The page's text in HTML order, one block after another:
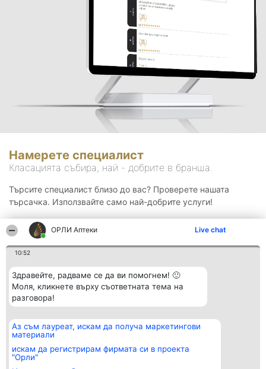
ОРЛИ Аптеки Live chat
10:52
Здравейте, радваме се да ви помогнем! 🙂
Моля, кликнете върху съответната тема на
разговора!
Аз съм лауреат, искам да получа маркетингови
материали
искам да регистрирам фирмата си в проекта
"Орли"
Намерете специалист
Класацията събира, най - добрите в бранша.
Търсите специалист близо до вас? Проверете нашата
търсачка. Използвайте само най-добрите услуги!
Организатор на
класиране
BulevardulAleea Timișul De
Sus Nr. 2, Bl. A30, Sc. A, Et.
Класация
всички
Контакти